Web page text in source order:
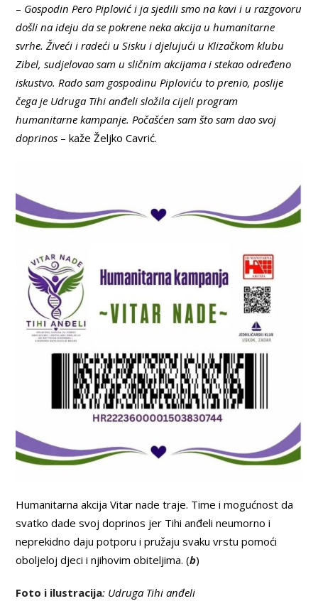
– Gospodin Pero Piplović i ja sjedili smo na kavi i u razgovoru
došli na ideju da se pokrene neka akcija u humanitarne
svrhe. Živeći i radeći u Sisku i djelujući u Klizačkom klubu
Zibel, sudjelovao sam u sličnim akcijama i stekao određeno
iskustvo. Rado sam gospodinu Piploviću to prenio, poslije
čega je Udruga Tihi anđeli složila cijeli program
humanitarne kampanje. Počašćen sam što sam dao svoj
doprinos – kaže Željko Cavrić.
Humanitarna akcija Vitar nade traje. Time i mogućnost da
svatko dade svoj doprinos jer Tihi anđeli neumorno i
neprekidno daju potporu i pružaju svaku vrstu pomoći
oboljeloj djeci i njihovim obiteljima. (b)
Foto i ilustracija: Udruga Tihi anđeli